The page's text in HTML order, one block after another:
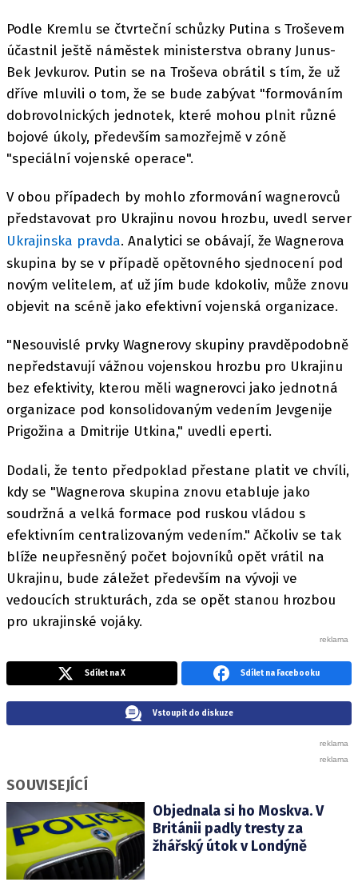
Podle Kremlu se čtvrteční schůzky Putina s Troševem
účastnil ještě náměstek ministerstva obrany Junus-
Bek Jevkurov. Putin se na Troševa obrátil s tím, že už
dříve mluvili o tom, že se bude zabývat "formováním
dobrovolnických jednotek, které mohou plnit různé
bojové úkoly, především samozřejmě v zóně
"speciální vojenské operace".
V obou případech by mohlo zformování wagnerovců
představovat pro Ukrajinu novou hrozbu, uvedl server
Ukrajinska pravda. Analytici se obávají, že Wagnerova
skupina by se v případě opětovného sjednocení pod
novým velitelem, ať už jím bude kdokoliv, může znovu
objevit na scéně jako efektivní vojenská organizace.
"Nesouvislé prvky Wagnerovy skupiny pravděpodobně
nepředstavují vážnou vojenskou hrozbu pro Ukrajinu
bez efektivity, kterou měli wagnerovci jako jednotná
organizace pod konsolidovaným vedením Jevgenije
Prigožina a Dmitrije Utkina," uvedli eperti.
Dodali, že tento předpoklad přestane platit ve chvíli,
kdy se "Wagnerova skupina znovu etabluje jako
soudržná a velká formace pod ruskou vládou s
efektivním centralizovaným vedením." Ačkoliv se tak
blíže neupřesněný počet bojovníků opět vrátil na
Ukrajinu, bude záležet především na vývoji ve
vedoucích strukturách, zda se opět stanou hrozbou
pro ukrajinské vojáky.
Sdílet na X Sdílet na Facebooku
Vstoupit do diskuze
SOUVISEJÍCÍ
Objednala si ho Moskva. V
Británii padly tresty za
žhářský útok v Londýně